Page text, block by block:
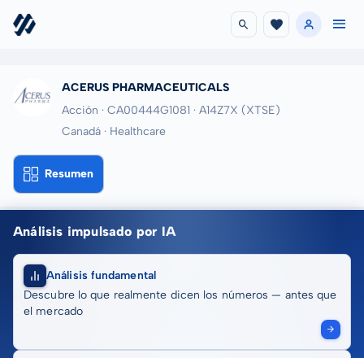
ACERUS PHARMACEUTICALS
Acción · CA00444G1081 · A14Z7X (XTSE)
Canadá · Healthcare
Resumen
Análisis impulsado por IA
Análisis fundamental
Descubre lo que realmente dicen los números — antes que
el mercado